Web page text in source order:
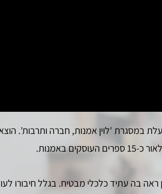
באמנות.
ראה בה עתיד כלכלי מבטיח. בגלל חיבורו